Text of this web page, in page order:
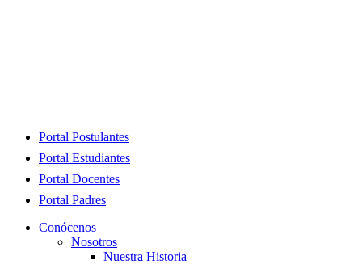
Close
Portal Postulantes
Portal Estudiantes
Portal Docentes
Portal Padres
Conócenos
Nosotros
Nuestra Historia